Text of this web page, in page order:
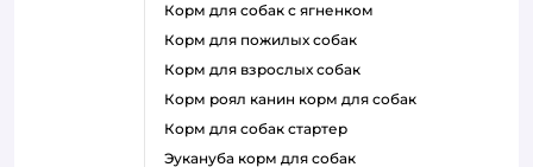
корм для собак с ягненком
корм для пожилых собак
корм для взрослых собак
корм роял канин корм для собак
корм для собак стартер
эукануба корм для собак